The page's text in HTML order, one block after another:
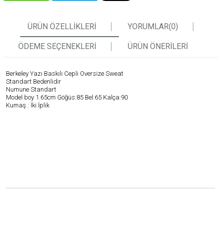
ÜRÜN ÖZELLIKLERI YORUMLAR(0)
ÖDEME SEÇENEKLERI ÜRÜN ÖNERILERI
Berkeley Yazı Baskılı Cepli Oversize Sweat
Standart Bedenlidir
Numune Standart
Model boy 1.65cm Göğüs:85 Bel:65 Kalça:90
Kumaş : İki İplik